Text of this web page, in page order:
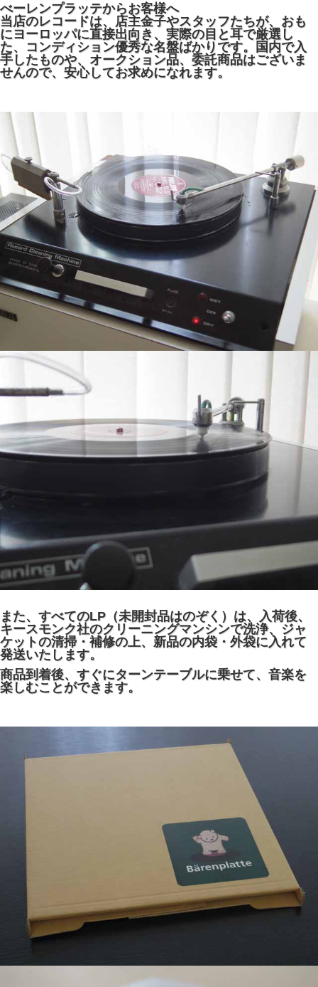
べーレンプラッテからお客様へ
当店のレコードは、店主金子やスタッフたちが、おも
にヨーロッパに直接出向き、実際の目と耳で厳選し
た、コンディション優秀な名盤ばかりです。国内で入
手したものや、オークション品、委託商品はございま
せんので、安心してお求めになれます。
また、すべてのLP（未開封品はのぞく）は、入荷後、
キースモンク社のクリーニングマンシンで洗浄、ジャ
ケットの清掃・補修の上、新品の内袋・外袋に入れて
発送いたします。
商品到着後、すぐにターンテーブルに乗せて、音楽を
楽しむことができます。